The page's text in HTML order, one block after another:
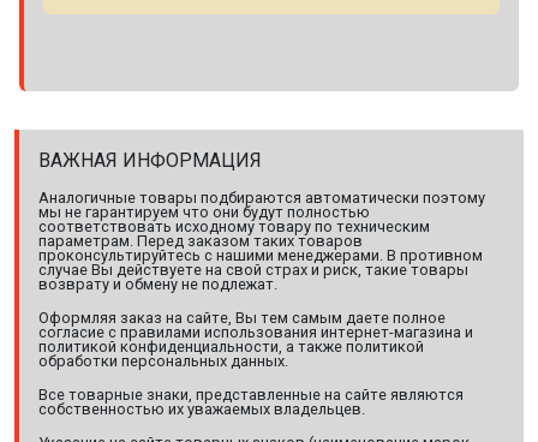
ВАЖНАЯ ИНФОРМАЦИЯ
Аналогичные товары подбираются автоматически поэтому
мы не гарантируем что они будут полностью
соответствовать исходному товару по техническим
параметрам. Перед заказом таких товаров
проконсультируйтесь с нашими менеджерами. В противном
случае Вы действуете на свой страх и риск, такие товары
возврату и обмену не подлежат.
Оформляя заказ на сайте, Вы тем самым даете полное
согласие с правилами использования интернет-магазина и
политикой конфиденциальности, а также политикой
обработки персональных данных.
Все товарные знаки, представленные на сайте являются
собственностью их уважаемых владельцев.